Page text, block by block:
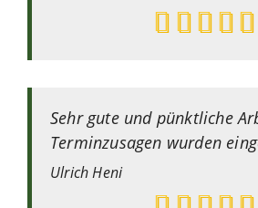
Sehr gute und pünktliche
Terminzusagen wurden
UlrichHeni